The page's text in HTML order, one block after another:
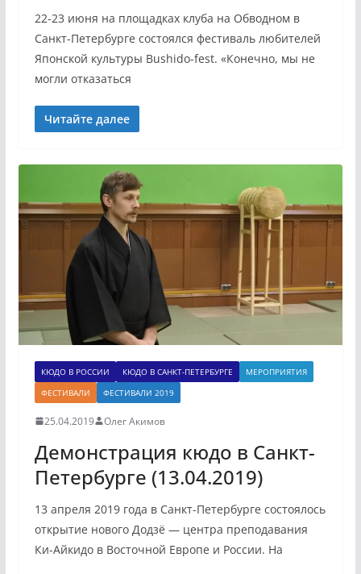
22-23 июня на площадках клуба на Обводном в
Санкт-Петербурге состоялся фестиваль любителей
Японской культуры Bushido-fest. «Конечно, мы не
могли отказаться
Читайте далее
КЮДО В РОССИИ КЮДО В САНКТ-ПЕТЕРБУРГЕ
МЕРОПРИЯТИЯ
ФЕСТИВАЛИ
ФЕСТИВАЛИ 2019
25.04.2019 Олег Акимов
Демонстрация кюдо в Санкт-
Петербурге (13.04.2019)
13 апреля 2019 года в Санкт-Петербурге состоялось
открытие нового Додзё — центра преподавания
Ки-Айкидо в Восточной Европе и России. На